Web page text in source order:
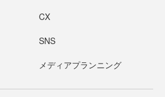
CX
SNS
メディアプランニング